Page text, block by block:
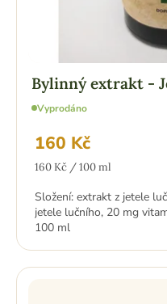
Bylinný extrakt -
Vyprodáno
160 Kč
Měrná
160 Kč / 100 ml
Složení: extrakt z jetele
jetele lučního, 20 mg
100 ml